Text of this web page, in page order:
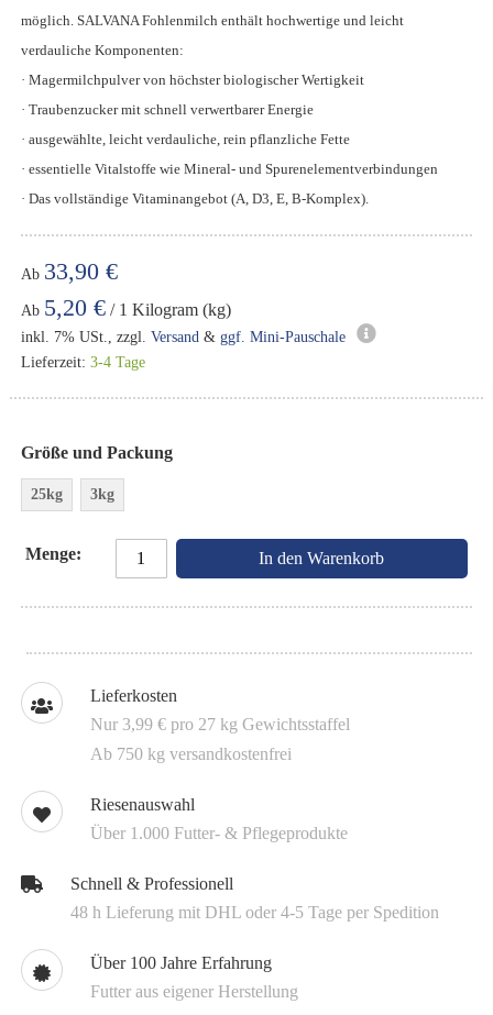
Ab 33,90 €
Ab 5,20 € / 1 Kilogram (kg)
inkl. 7% USt., zzgl.Versand &ggf. Mini-Pauschale
Lieferzeit:3-4 Tage
Größe und Packung
25kg 3kg
Menge In den Warenkorb
möglich. SALVANA Fohlenmilch enthält hochwertige und leicht
verdauliche Komponenten:
·Magermilchpulver von höchster biologischer Wertigkeit
·Traubenzucker mit schnell verwertbarer Energie
· ausgewählte, leicht verdauliche , rein pflanzliche Fette
·essentielle Vitalstoffe wie Mineral- und Spurenelementverbindungen
· Das vollständige Vitaminangebot (A, D3, E, B-Komplex).
Lieferkosten
Nur 3,99 € pro 27 kg Gewichtsstaffel
Ab 750 kg versandkostenfrei
Riesenauswahl
Über 1.000 Futter- & Pflegeprodukte
Schnell & Professionell
48 h Lieferung mit DHL oder 4-5 Tage per Spedition
Über 100 Jahre Erfahrung
Futter aus eigener Herstellung